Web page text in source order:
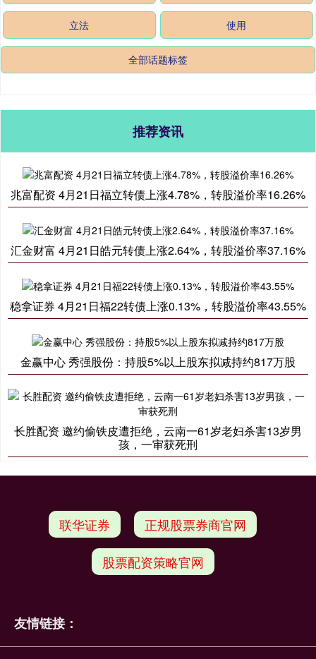
立法 使用
全部话题标签
推荐资讯
兆富配资 4月21日福立转债上涨4.78%，转股溢价率16.26%
汇金财富 4月21日皓元转债上涨2.64%，转股溢价率37.16%
稳拿证券 4月21日福22转债上涨0.13%，转股溢价率43.55%
金赢中心 秀强股份：持股5%以上股东拟减持约817万股
长胜配资 邀约偷铁皮遭拒绝，云南一61岁老妇杀害13岁男
孩，一审获死刑
联华证券 正规股票券商官网
股票配资策略官网
友情链接：